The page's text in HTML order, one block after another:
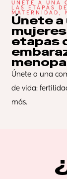
ÚNETE A UNA
LAS ETAPAS
MATERNIDAD,
Únete
etapas
Únete a una
de vida:
más.